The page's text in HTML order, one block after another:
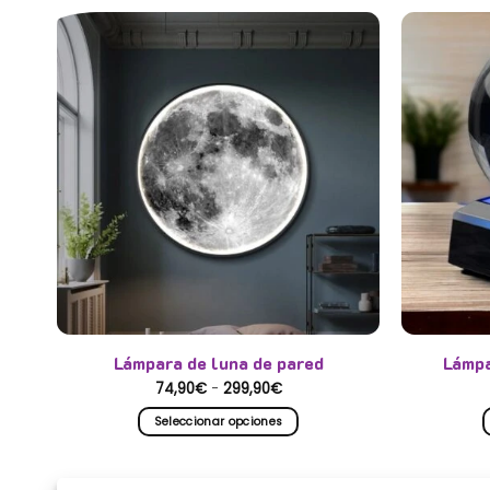
Lámpara de luna de pared
74,90€ - 299,90€Rango
precios:
desde
Seleccionar opciones